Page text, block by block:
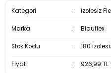
Kategori izolesiz
Marka Blauflex
Stok Kodu 180
Fiyat 926,99 TL